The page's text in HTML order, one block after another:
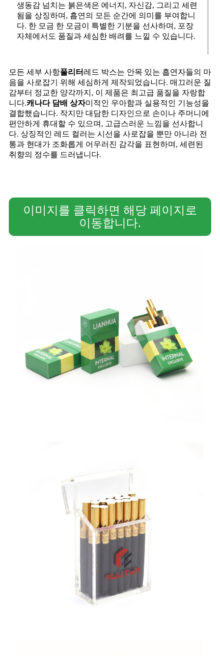
생동감 넘치는 붉은색은 에너지, 자신감, 그리고 세련
됨을 상징하며, 흡연의 모든 순간에 의미를 부여합니
다. 한 모금 한 모금이 특별한 기분을 선사하며, 포장
자체에서도 품질과 세심한 배려를 느낄 수 있습니다.
모든 세부 사항풀리터 레드 박스는 안목 있는 흡연자들의 마
음을 사로잡기 위해 세심하게 제작되었습니다. 매끄러운 질
감부터 정교한 양각까지, 이 제품은 최고급 품질을 자랑합
니다.캐나다 담배 상자미적인 우아함과 실용적인 기능성을
결합했습니다. 작지만 대담한 디자인으로 손이나 주머니에
편안하게 휴대할 수 있으며, 고급스러운 느낌을 선사합니
다. 상징적인 레드 컬러는 시선을 사로잡을 뿐만 아니라 전
통과 현대가 조화롭게 어우러진 감각을 표현하며, 세련된
취향의 정수를 드러냅니다.
이미지를 클릭하면 해당 페이지로
이동합니다.